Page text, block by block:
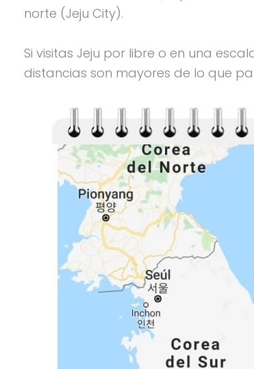
norte (Jeju City).
Si visitas Jeju por libre o en una
distancias son mayores de lo que